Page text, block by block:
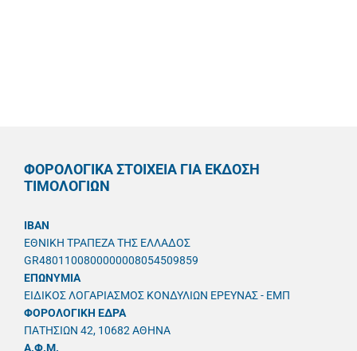
ΦΟΡΟΛΟΓΙΚΑ ΣΤΟΙΧΕΙΑ ΓΙΑ ΕΚΔΟΣΗ
ΤΙΜΟΛΟΓΙΩΝ
IBAN
ΕΘΝΙΚΗ ΤΡΑΠΕΖΑ ΤΗΣ ΕΛΛΑΔΟΣ
GR4801100800000008054509859
ΕΠΩΝΥΜΙΑ
ΕΙΔΙΚΟΣ ΛΟΓΑΡΙΑΣΜΟΣ ΚΟΝΔΥΛΙΩΝ ΕΡΕΥΝΑΣ - ΕΜΠ
ΦΟΡΟΛΟΓΙΚΗ ΕΔΡΑ
ΠΑΤΗΣΙΩΝ 42, 10682 ΑΘΗΝΑ
A.Φ.Μ.